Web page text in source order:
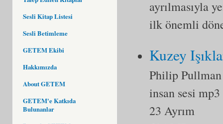
Sesli Kitap Listesi
Sesli Betimleme
GETEM Ekibi
Hakkımızda
About GETEM
GETEM'e Katkıda
Bulunanlar
ayrılmasıyla
ilk önemli
Kuzey
Philip Pullman
insan sesi mp3
23 Ayrım